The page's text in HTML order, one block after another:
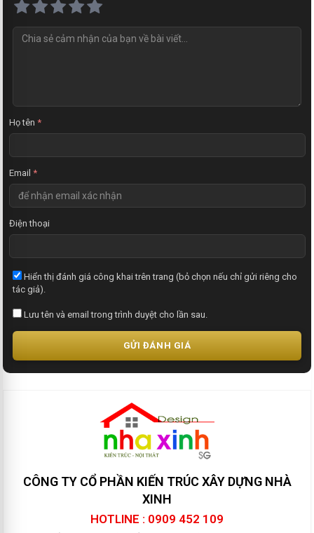
Họ tên *
Email *
Điện thoại
Hiển thị đánh giá công khai trên trang (bỏ chọn nếu chỉ gửi riêng cho
tác giả).
Lưu tên và email trong trình duyệt cho lần sau.
GỬI ĐÁNH GIÁ
CÔNG TY CỔ PHẦN KIẾN TRÚC XÂY DỰNG NHÀ
XINH
HOTLINE : 0909 452 109